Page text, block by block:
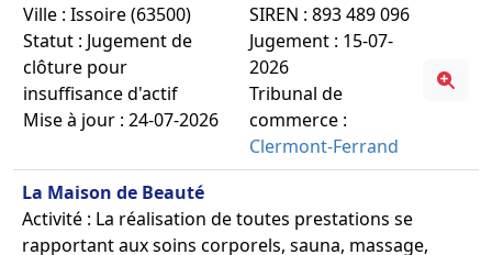
Ville : Issoire (63500)
Statut : Jugement de
clôture pour
insuffisance d'actif
Mise à jour : 24-07-2026
SIREN : 893 489 096
Jugement : 15-07-
2026
Tribunal de
commerce :
Clermont-Ferrand
La Maison de Beauté
Activité : La réalisation de toutes prestations se
rapportant aux soins corporels, sauna, massage,